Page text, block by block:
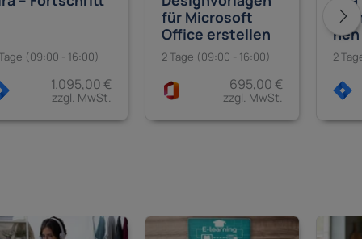
(09:00 - 16:00)
1.095,00 €
zzgl. MwSt.
für Microsoft
Office erstellen
2 Tage (09:00 - 16:00)
695,00 €
zzgl. MwSt.
nen
2